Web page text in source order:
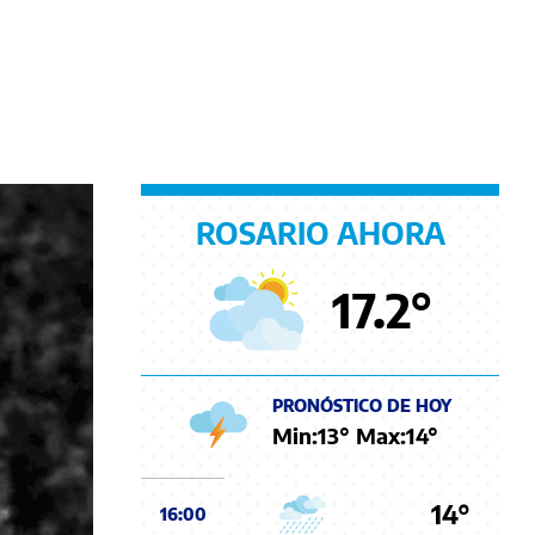
ROSARIO AHORA
17.2°
PRONÓSTICO DE HOY
Min:13° Max:14°
16:00 14°